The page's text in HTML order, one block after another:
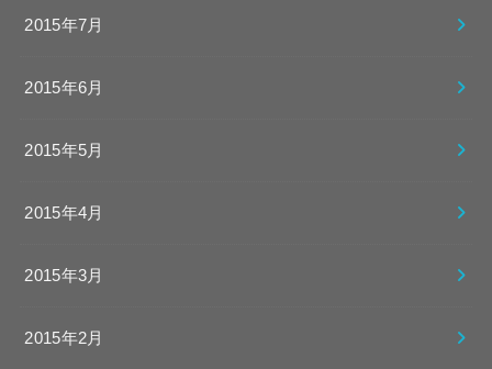
2015年7月
2015年6月
2015年5月
2015年4月
2015年3月
2015年2月